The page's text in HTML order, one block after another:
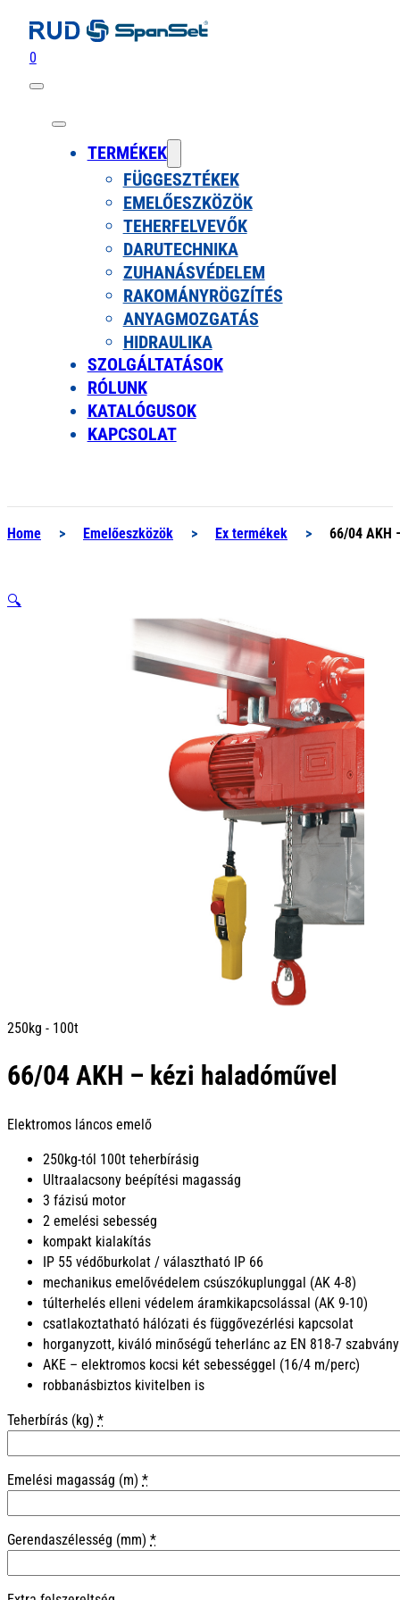
0
TERMÉKEK
FÜGGESZTÉKEK
EMELŐESZKÖZÖK
TEHERFELVEVŐK
DARUTECHNIKA
ZUHANÁSVÉDELEM
RAKOMÁNYRÖGZÍTÉS
ANYAGMOZGATÁS
HIDRAULIKA
SZOLGÁLTATÁSOK
RÓLUNK
KATALÓGUSOK
KAPCSOLAT
Home > Emelőeszközök > Ex termékek > 66/04 AKH
🔍
250kg - 100t
66/04 AKH – kézi haladóművel
Elektromos láncos emelő
250kg-tól 100t teherbírásig
Ultraalacsony beépítési magasság
3 fázisú motor
2 emelési sebesség
kompakt kialakítás
IP 55 védőburkolat / választható IP 66
mechanikus emelővédelem csúszókuplunggal (AK 4-8)
túlterhelés elleni védelem áramkikapcsolással (AK 9-10)
csatlakoztatható hálózati és függővezérlési kapcsolat
horganyzott, kiváló minőségű teherlánc az EN 818-7
AKE – elektromos kocsi két sebességgel (16/4 m/perc)
robbanásbiztos kivitelben is
Teherbírás (kg) *
Emelési magasság (m) *
Gerendaszélesség (mm) *